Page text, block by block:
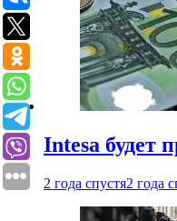
Intesa будет
2 года спустя2 года